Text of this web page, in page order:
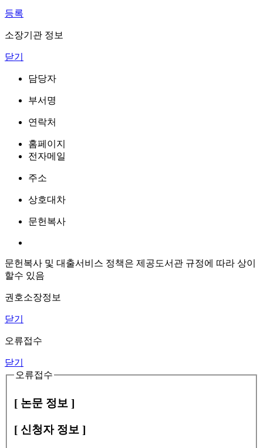
등록
소장기관 정보
닫기
담당자
부서명
연락처
홈페이지
전자메일
주소
상호대차
문헌복사
문헌복사 및 대출서비스 정책은 제공도서관 규정에 따라 상이
할수 있음
권호소장정보
닫기
오류접수
닫기
오류접수
[ 논문 정보 ]
[ 신청자 정보 ]